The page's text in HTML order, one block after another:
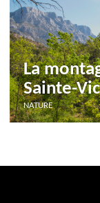
La
Sainte-
NATURE